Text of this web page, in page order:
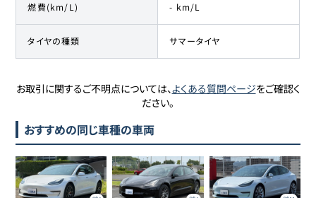
燃費(km/L) - km/L
タイヤの種類 サマータイヤ
お取引に関するご不明点については、よくある質問ページをご確認く
ださい。
おすすめの同じ車種の車両